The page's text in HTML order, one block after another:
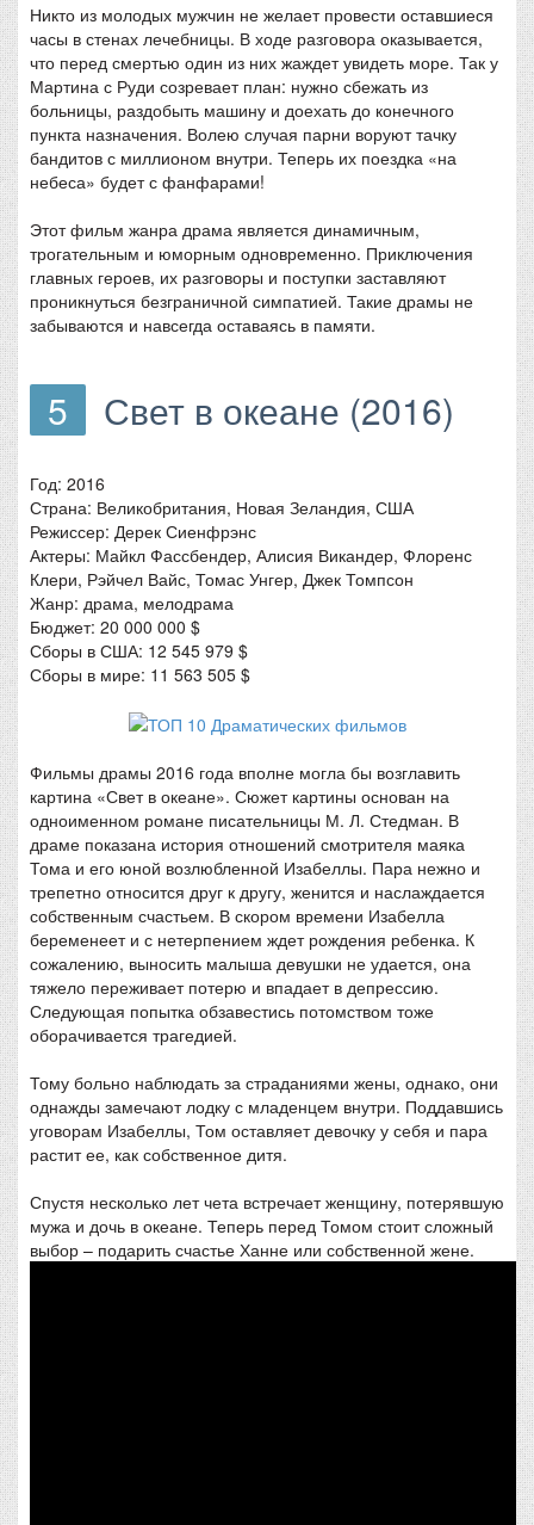
Никто из молодых мужчин не желает провести оставшиеся
часы в стенах лечебницы. В ходе разговора оказывается,
что перед смертью один из них жаждет увидеть море. Так у
Мартина с Руди созревает план: нужно сбежать из
больницы, раздобыть машину и доехать до конечного
пункта назначения. Волею случая парни воруют тачку
бандитов с миллионом внутри. Теперь их поездка «на
небеса» будет с фанфарами!
Этот фильм жанра драма является динамичным,
трогательным и юморным одновременно. Приключения
главных героев, их разговоры и поступки заставляют
проникнуться безграничной симпатией. Такие драмы не
забываются и навсегда оставаясь в памяти.
5 Свет в океане (2016)
Год: 2016
Страна: Великобритания, Новая Зеландия, США
Режиссер: Дерек Сиенфрэнс
Актеры: Майкл Фассбендер, Алисия Викандер, Флоренс
Клери, Рэйчел Вайс, Томас Унгер, Джек Томпсон
Жанр: драма, мелодрама
Бюджет: 20 000 000 $
Сборы в США: 12 545 979 $
Сборы в мире: 11 563 505 $
Фильмы драмы 2016 года вполне могла бы возглавить
картина «Свет в океане». Сюжет картины основан на
одноименном романе писательницы М. Л. Стедман. В
драме показана история отношений смотрителя маяка
Тома и его юной возлюбленной Изабеллы. Пара нежно и
трепетно относится друг к другу, женится и наслаждается
собственным счастьем. В скором времени Изабелла
беременеет и с нетерпением ждет рождения ребенка. К
сожалению, выносить малыша девушки не удается, она
тяжело переживает потерю и впадает в депрессию.
Следующая попытка обзавестись потомством тоже
оборачивается трагедией.
Тому больно наблюдать за страданиями жены, однако, они
однажды замечают лодку с младенцем внутри. Поддавшись
уговорам Изабеллы, Том оставляет девочку у себя и пара
растит ее, как собственное дитя.
Спустя несколько лет чета встречает женщину, потерявшую
мужа и дочь в океане. Теперь перед Томом стоит сложный
выбор – подарить счастье Ханне или собственной жене.